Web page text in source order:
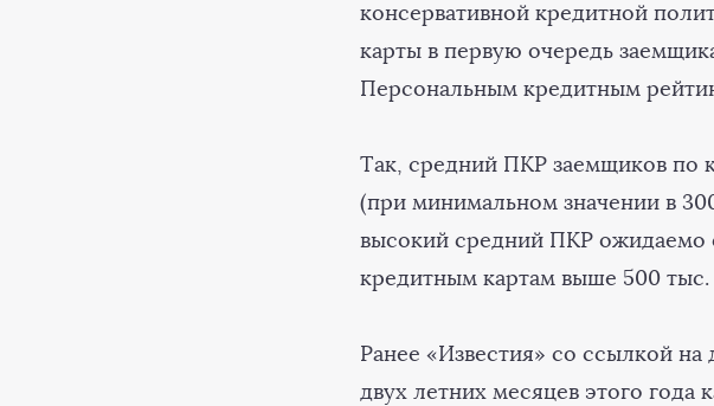
консервативной кредитной
карты в первую очередь
Персональным кредитным
Так, средний ПКР заемщиков по
(при минимальном значении в
высокий средний ПКР ожидаемо
кредитным картам выше 500 тыс.
Ранее «Известия» со ссылкой
двух летних месяцев этого года